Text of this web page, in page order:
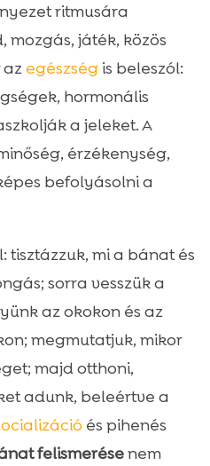
élmények erősítése
és gazdi teendők
érzelmi
ritmusára
játék, közös
egészségis beleszól:
hormonális
a jeleket. A
érzékenység,
befolyásolni a
tisztázzuk, mi a bánat és
sorra vesszük a
az okokon és az
megmutatjuk, mikor
majd otthoni,
adunk, beleértve a
és pihenés
felismerésenem